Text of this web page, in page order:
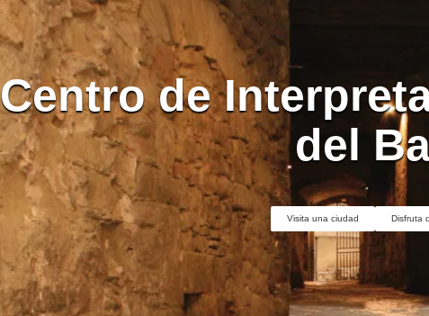
Centro de
del
Visita una ciudad Disfruta